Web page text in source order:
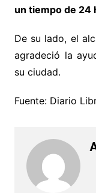
un tiempo de 24
De su lado, el
agradeció la
su ciudad.
Fuente: Diario